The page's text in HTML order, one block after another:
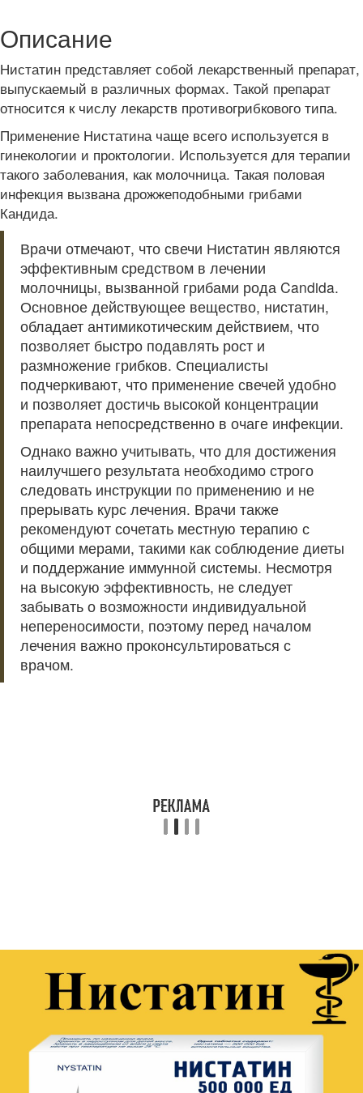
Описание
Нистатин представляет собой лекарственный препарат,
выпускаемый в различных формах. Такой препарат
относится к числу лекарств противогрибкового типа.
Применение Нистатина чаще всего используется в
гинекологии и проктологии. Используется для терапии
такого заболевания, как молочница. Такая половая
инфекция вызвана дрожжеподобными грибами
Кандида.
Врачи отмечают, что свечи Нистатин являются
эффективным средством в лечении
молочницы, вызванной грибами рода Candida.
Основное действующее вещество, нистатин,
обладает антимикотическим действием, что
позволяет быстро подавлять рост и
размножение грибков. Специалисты
подчеркивают, что применение свечей удобно
и позволяет достичь высокой концентрации
препарата непосредственно в очаге инфекции.
Однако важно учитывать, что для достижения
наилучшего результата необходимо строго
следовать инструкции по применению и не
прерывать курс лечения. Врачи также
рекомендуют сочетать местную терапию с
общими мерами, такими как соблюдение диеты
и поддержание иммунной системы. Несмотря
на высокую эффективность, не следует
забывать о возможности индивидуальной
непереносимости, поэтому перед началом
лечения важно проконсультироваться с
врачом.